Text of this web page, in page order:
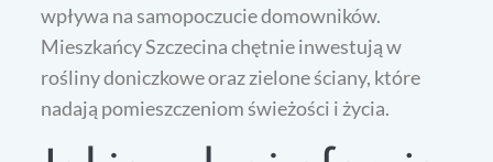
wpływa na samopoczucie domowników.
Mieszkańcy Szczecina chętnie inwestują w
rośliny doniczkowe oraz zielone ściany, które
nadają pomieszczeniom świeżości i życia.